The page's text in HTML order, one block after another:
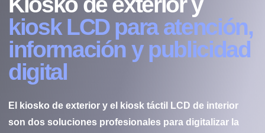
kiosk LCD para atención,
información y publicidad
digital
El kiosko de exterior y el kiosk táctil LCD de interior
son dos soluciones profesionales para digitalizar la